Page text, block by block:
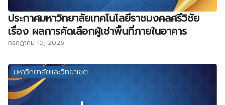
ประกาศมหาวิทยาลัยเทคโนโลยีราชมงคลศรีวิชัย
เรื่อง ผลการคัดเลือกผู้เช่าพื้นที่ภายในอาคาร
กรกฎาคม 15, 2026
มหาวิทยาลัยและวิทยาเขต